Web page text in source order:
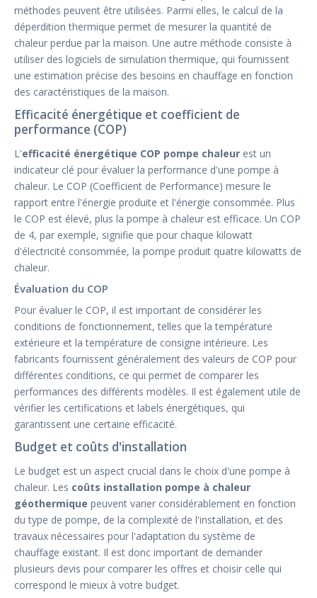
méthodes peuvent être utilisées. Parmi elles, le calcul de la
déperdition thermique permet de mesurer la quantité de
chaleur perdue par la maison. Une autre méthode consiste à
utiliser des logiciels de simulation thermique, qui fournissent
une estimation précise des besoins en chauffage en fonction
des caractéristiques de la maison.
Efficacité énergétique et coefficient de
performance (COP)
L'efficacité énergétique COP pompe chaleur est un
indicateur clé pour évaluer la performance d'une pompe à
chaleur. Le COP (Coefficient de Performance) mesure le
rapport entre l'énergie produite et l'énergie consommée. Plus
le COP est élevé, plus la pompe à chaleur est efficace. Un COP
de 4, par exemple, signifie que pour chaque kilowatt
d'électricité consommée, la pompe produit quatre kilowatts de
chaleur.
Évaluation du COP
Pour évaluer le COP, il est important de considérer les
conditions de fonctionnement, telles que la température
extérieure et la température de consigne intérieure. Les
fabricants fournissent généralement des valeurs de COP pour
différentes conditions, ce qui permet de comparer les
performances des différents modèles. Il est également utile de
vérifier les certifications et labels énergétiques, qui
garantissent une certaine efficacité.
Budget et coûts d'installation
Le budget est un aspect crucial dans le choix d'une pompe à
chaleur. Les coûts installation pompe à chaleur
géothermique peuvent varier considérablement en fonction
du type de pompe, de la complexité de l'installation, et des
travaux nécessaires pour l'adaptation du système de
chauffage existant. Il est donc important de demander
plusieurs devis pour comparer les offres et choisir celle qui
correspond le mieux à votre budget.